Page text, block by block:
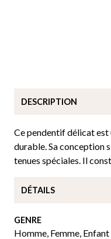
Ce pendentif délicat est
durable. Sa conception
tenues spéciales. Il
GENRE
Homme, Femme, Enfant
DESCRIPTION
DÉTAILS